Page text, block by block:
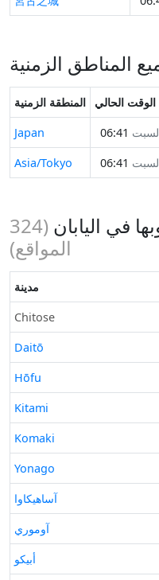
المنطقة الزمنية
الوقت الحالي
Japan
06:41
Asia/Tokyo
06:41
في اليابان (
324
المواقع)
مدينة
Chitose
Daitō
Hōfu
Kitami
Komaki
Yonago
آساهيكاوا
آوموري
أبيكو